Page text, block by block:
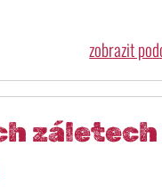
zobrazit
záletech